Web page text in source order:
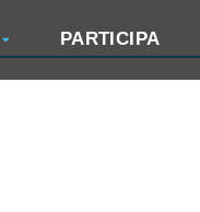
PARTICIPA